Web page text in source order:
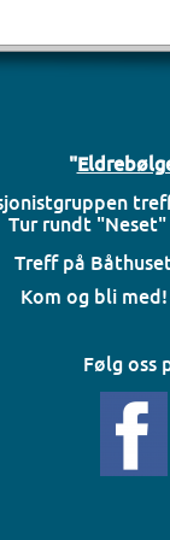
"
Tur rundt "Neset"
Treff på
Kom og bli
Følg oss